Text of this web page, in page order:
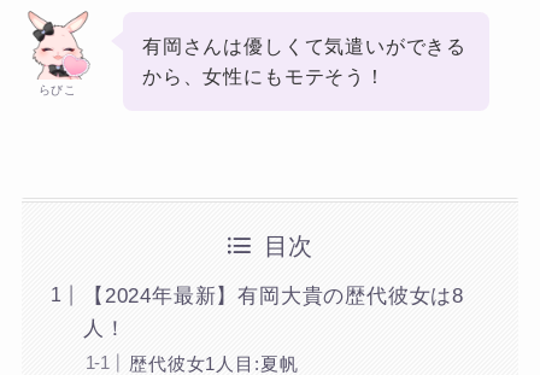
らびこ
有岡さんは優しくて気遣いができる
から、女性にもモテそう！
目次
【2024年最新】有岡大貴の歴代彼女は8
人！
歴代彼女1人目:夏帆